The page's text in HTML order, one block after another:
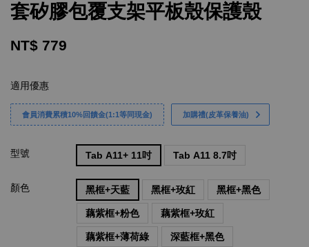
套矽膠包覆支架平板殼保護殼
NT$ 779
適用優惠
會員消費累積10%回饋金(1:1等同現金) 加購禮(皮革保養油)
型號 Tab A11+ 11吋 Tab A11 8.7吋
顏色 黑框+天藍 黑框+玫紅 黑框+黑色
藕紫框+粉色 藕紫框+玫紅
藕紫框+薄荷綠 深藍框+黑色